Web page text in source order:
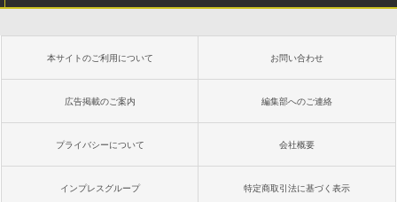
本サイトのご利用について お問い合わせ
広告掲載のご案内 編集部へのご連絡
プライバシーについて 会社概要
インプレスグループ 特定商取引法に基づく表示